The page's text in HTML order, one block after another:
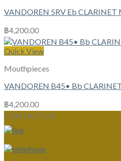
VANDOREN 5RV Eb
฿4,200.00
Quick View
Mouthpieces
VANDOREN B45• Bb
฿4,200.00
CONTACT US